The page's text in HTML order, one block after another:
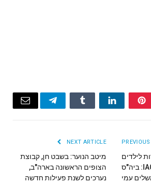
Pinterest
LinkedIn
Tumblr
Telegram
Email
לילדים
ונוער בחסות ה-IAC: ביה"ס
עמי
NEXT ARTICLE
מיטב הנוער: בשבט חן, קבוצת
הצופים הראשונה בארה"ב,
נערכים לשנת פעילות חדשה